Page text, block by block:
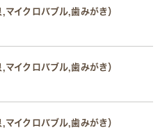
イクロバブル,歯みがき）
イクロバブル,歯みがき）
イクロバブル,歯みがき）